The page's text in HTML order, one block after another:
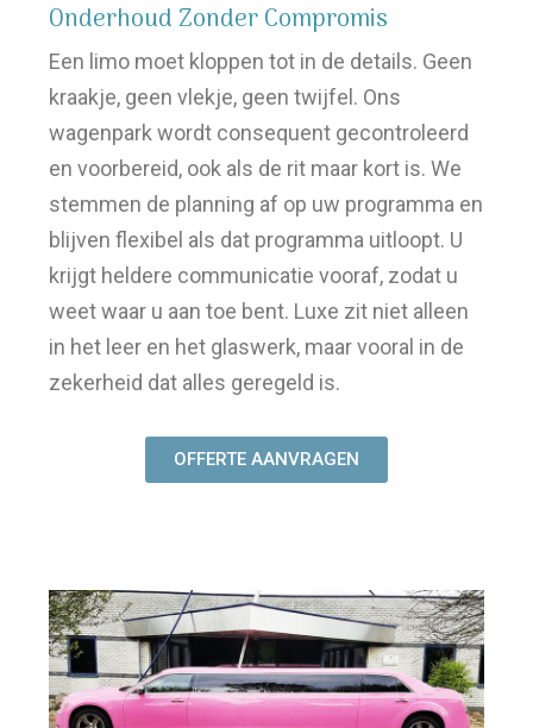
Onderhoud Zonder Compromis
Een limo moet kloppen tot in de details. Geen
kraakje, geen vlekje, geen twijfel. Ons
wagenpark wordt consequent gecontroleerd
en voorbereid, ook als de rit maar kort is. We
stemmen de planning af op uw programma en
blijven flexibel als dat programma uitloopt. U
krijgt heldere communicatie vooraf, zodat u
weet waar u aan toe bent. Luxe zit niet alleen
in het leer en het glaswerk, maar vooral in de
zekerheid dat alles geregeld is.
OFFERTE AANVRAGEN